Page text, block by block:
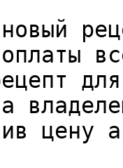
цену